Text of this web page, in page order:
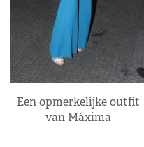
Een opmerkelijke outfit
van Máxima